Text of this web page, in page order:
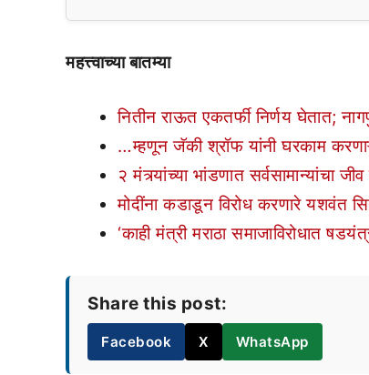
महत्त्वाच्या बातम्या
नितीन राऊत एकतर्फी निर्णय घेतात;
…म्हणून जॅकी श्रॉफ यांनी घरकाम
२ मंत्र्यांच्या भांडणात सर्वसामान्यांचा
मोदींना कडाडून विरोध करणारे यशवंत
‘काही मंत्री मराठा समाजाविरोधात
Share this post:
Facebook X WhatsApp